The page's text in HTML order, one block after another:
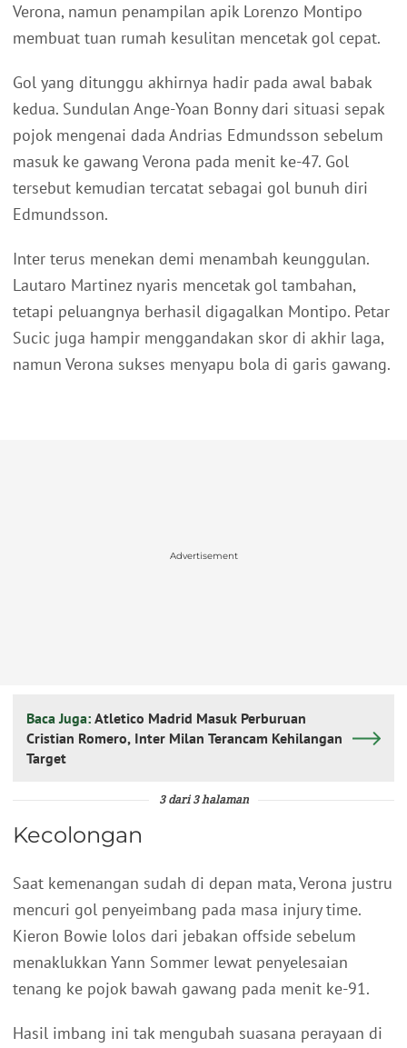
Verona, namun penampilan apik Lorenzo Montipo
membuat tuan rumah kesulitan mencetak gol cepat.
Gol yang ditunggu akhirnya hadir pada awal babak
kedua. Sundulan Ange-Yoan Bonny dari situasi sepak
pojok mengenai dada Andrias Edmundsson sebelum
masuk ke gawang Verona pada menit ke-47. Gol
tersebut kemudian tercatat sebagai gol bunuh diri
Edmundsson.
Inter terus menekan demi menambah keunggulan.
Lautaro Martinez nyaris mencetak gol tambahan,
tetapi peluangnya berhasil digagalkan Montipo. Petar
Sucic juga hampir menggandakan skor di akhir laga,
namun Verona sukses menyapu bola di garis gawang.
Advertisement
Baca Juga: Atletico Madrid Masuk Perburuan
Cristian Romero, Inter Milan Terancam Kehilangan
Target
3 dari 3 halaman
Kecolongan
Saat kemenangan sudah di depan mata, Verona justru
mencuri gol penyeimbang pada masa injury time.
Kieron Bowie lolos dari jebakan offside sebelum
menaklukkan Yann Sommer lewat penyelesaian
tenang ke pojok bawah gawang pada menit ke-91.
Hasil imbang ini tak mengubah suasana perayaan di